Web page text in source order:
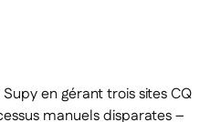
en gérant trois sites CQ
manuels disparates –